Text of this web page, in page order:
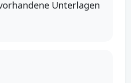
Unterlagen